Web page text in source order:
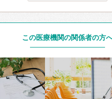
この医療機関の関係者の方